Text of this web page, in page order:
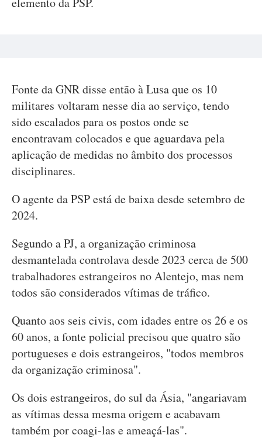
Fonte da GNR disse então à Lusa que os 10
militares voltaram nesse dia ao serviço, tendo
sido escalados para os postos onde se
encontravam colocados e que aguardava pela
aplicação de medidas no âmbito dos processos
disciplinares.
O agente da PSP está de baixa desde setembro de
2024.
Segundo a PJ, a organização criminosa
desmantelada controlava desde 2023 cerca de 500
trabalhadores estrangeiros no Alentejo, mas nem
todos são considerados vítimas de tráfico.
Quanto aos seis civis, com idades entre os 26 e os
60 anos, a fonte policial precisou que quatro são
portugueses e dois estrangeiros, "todos membros
da organização criminosa".
Os dois estrangeiros, do sul da Ásia, "angariavam
as vítimas dessa mesma origem e acabavam
também por coagi-las e ameaçá-las".